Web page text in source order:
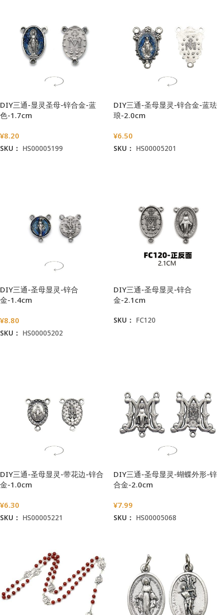
DIY三通-显灵圣母-锌合金-蓝
色-1.7cm
¥8.20
SKU： HS00005199
DIY三通-圣母显灵-锌合金-蓝珐
琅-2.0cm
¥6.50
SKU： HS00005201
DIY三通-圣母显灵-锌合
金-1.4cm
¥8.80
SKU： HS00005202
DIY三通-圣母显灵-锌合
金-2.1cm
SKU： FC120
DIY三通-圣母显灵-带花边-锌合
金-1.0cm
¥6.30
SKU： HS00005221
DIY三通-圣母显灵-蝴蝶外形-锌
合金-2.0cm
¥7.99
SKU： HS00005068